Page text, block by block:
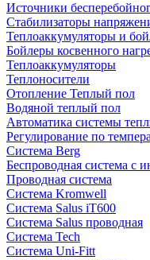
Источники
Стабилизаторы
Теплоаккумуляторы и
Бойлеры косвенного
Теплоаккумуляторы
Теплоносители
Отопление Теплый пол
Водяной теплый пол
Автоматика системы
Регулирование по
Система Berg
Беспроводная система с
Проводная система
Система Kromwell
Система Salus iT600
Система Salus проводная
Система Tech
Система Uni-Fitt